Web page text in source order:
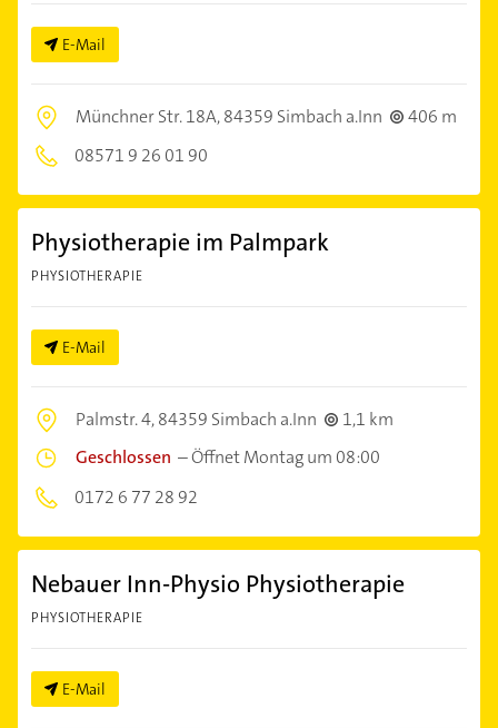
E-Mail
Münchner Str. 18A,84359 Simbach a.Inn
406 m
08571 9 26 01 90
Physiotherapie im Palmpark
PHYSIOTHERAPIE
E-Mail
Palmstr. 4,84359 Simbach a.Inn
1,1 km
Geschlossen –Öffnet Montag um 08:00
0172 6 77 28 92
Nebauer Inn-Physio Physiotherapie
PHYSIOTHERAPIE
E-Mail